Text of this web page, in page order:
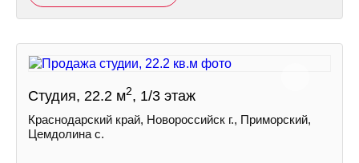
Студия, 22.2 м2, 1/3 этаж
Краснодарский край, Новороссийск г., Приморский,
Цемдолина с.